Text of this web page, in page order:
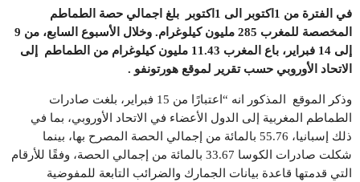
في الفترة من 1اكتوبر الى 1اكتوبر بلغ اجمالي حصة الطماطم
المخصصة للمغرب 285 مليون كيلوغرام. وخلال الأسبوع السابع، من 9
إلى 14 فبراير، باع المغرب 11.43 مليون كيلوغرام من الطماطم إلى
الاتحاد الأوروبي حسب تقرير لموقع هورتونفو .
وذكر الموقع المذكور انه “اعتبارًا من 15 فبراير، بلغت صادرات
الطماطم المغربية إلى الدول الأعضاء في الاتحاد الأوروبي، بما في
ذلك إسبانيا، 55.76 بالمائة من إجمالي الحصة المصرح بها، بينما
شكلت صادرات الكوسا 33.67 بالمائة من إجمالي الحصة، وفقًا للأرقام
التي قدمتها قاعدة بيانات الجمارك والضرائب التابعة للمفوضية